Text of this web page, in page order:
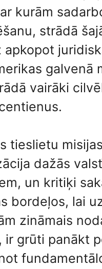
kurām
strādā
galvenā
vairāki
tieslietu
dažās
un kritiķi
bordeļos, lai
zināmais
ir grūti panākt